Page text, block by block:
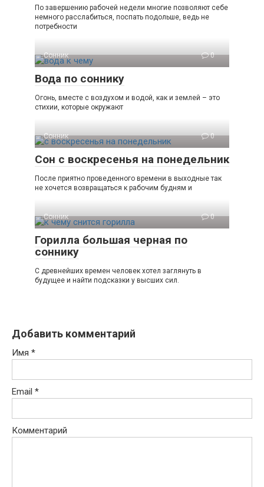
По завершению рабочей недели многие позволяют себе
немного расслабиться, поспать подольше, ведь не
потребности
Сонник 0
Вода по соннику
Огонь, вместе с воздухом и водой, как и землей – это
стихии, которые окружают
Сонник 0
Сон с воскресенья на понедельник
После приятно проведенного времени в выходные так
не хочется возвращаться к рабочим будням и
Сонник 0
Горилла большая черная по
соннику
С древнейших времен человек хотел заглянуть в
будущее и найти подсказки у высших сил.
Добавить комментарий
Имя *
Email *
Комментарий